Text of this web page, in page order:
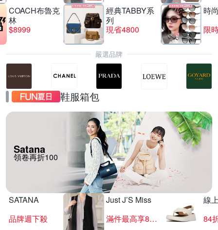
COACH布魯克
林
$8999
經典TABBY系
列
現省4800
時
限
嚴選品牌
鞋服箱包
Satana
領卷再折100
SATANA
品牌週下殺
Just J’S Miss
滿件最高享85折
線
84